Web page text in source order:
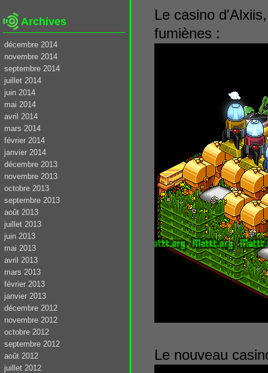
Le casino
fumiènes :
Le nouveau
Archives
décembre 2014
novembre 2014
septembre 2014
juillet 2014
juin 2014
mai 2014
avril 2014
mars 2014
février 2014
janvier 2014
décembre 2013
novembre 2013
octobre 2013
septembre 2013
août 2013
juillet 2013
juin 2013
mai 2013
avril 2013
mars 2013
février 2013
janvier 2013
décembre 2012
novembre 2012
octobre 2012
septembre 2012
août 2012
juillet 2012